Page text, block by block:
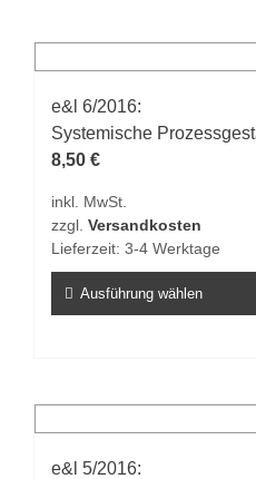
Varianten
auf.
Die
Optionen
auf
der
gewählt
werden
e&l 6/2016:
Systemische
8,50 €
inkl. MwSt.
zzgl. Versandkosten
Lieferzeit: 3-4 Werktage
Ausführung wählen
Varianten
auf.
e&l 5/2016: